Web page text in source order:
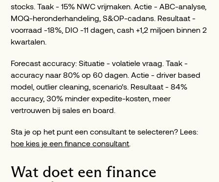
stocks. Taak - 15% NWC vrijmaken. Actie - ABC-analyse,
MOQ-heronderhandeling, S&OP-cadans. Resultaat -
voorraad -18%, DIO -11 dagen, cash +1,2 miljoen binnen 2
kwartalen.
Forecast accuracy: Situatie - volatiele vraag. Taak -
accuracy naar 80% op 60 dagen. Actie - driver based
model, outlier cleaning, scenario’s. Resultaat - 84%
accuracy, 30% minder expedite-kosten, meer
vertrouwen bij sales en board.
Sta je op het punt een consultant te selecteren? Lees:
hoe kies je een finance consultant
Wat doet een finance